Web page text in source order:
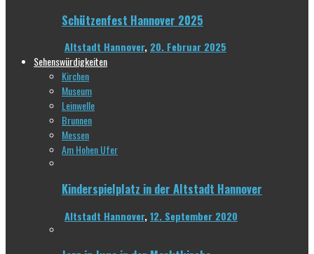
Schützenfest Hannover 2025
Altstadt Hannover, 20. Februar 2025
Sehenswürdigkeiten
Kirchen
Museum
Leinwelle
Brunnen
Messen
Am Hohen Ufer
Kinderspielplatz in der Altstadt Hannover
Altstadt Hannover,12. September 2020